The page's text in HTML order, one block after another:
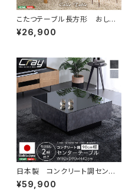
こたつテーブル長方形 おしゃ
れなアルダー材使用継ぎ足タイ
プ Colle-コル- SH-01COL
¥26,900
日本製 コンクリート調センタ
ーテーブル 90cm幅 【Cray
-クレイ-】 SH-24-CS90
¥59,900